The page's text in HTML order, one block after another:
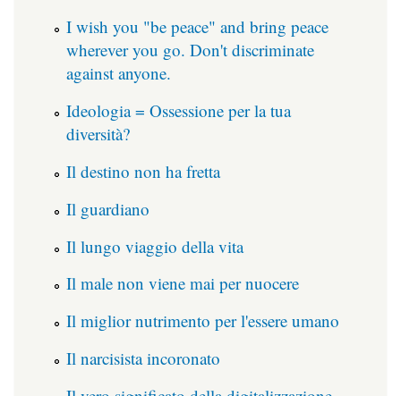
I wish you "be peace" and bring peace
wherever you go. Don't discriminate
against anyone.
Ideologia = Ossessione per la tua
diversità?
Il destino non ha fretta
Il guardiano
Il lungo viaggio della vita
Il male non viene mai per nuocere
Il miglior nutrimento per l'essere umano
Il narcisista incoronato